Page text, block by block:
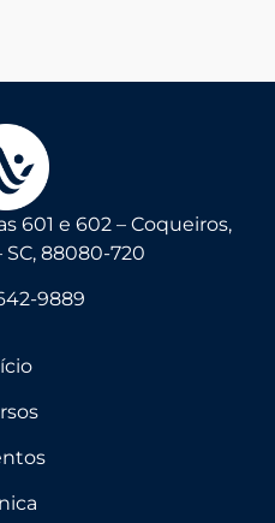
601 e 602 – Coqueiros,
88080-720
9889